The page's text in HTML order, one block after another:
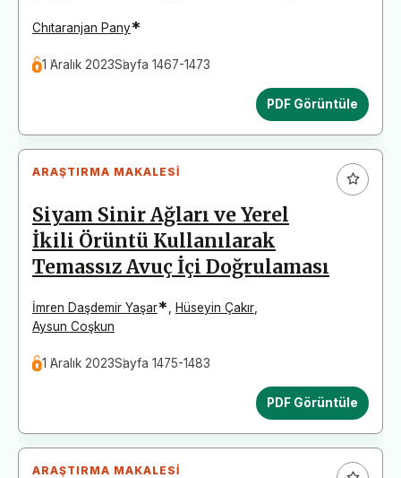
Chıtaranjan Pany*
1 Aralık 2023Sayfa 1467-1473
PDF Görüntüle
ARAŞTIRMA MAKALESI
Siyam Sinir Ağları ve Yerel
İkili Örüntü Kullanılarak
Temassız Avuç İçi Doğrulaması
İmren Daşdemir Yaşar* Hüseyin Çakır
Aysun Coşkun
1 Aralık 2023Sayfa 1475-1483
PDF Görüntüle
ARAŞTIRMA MAKALESI